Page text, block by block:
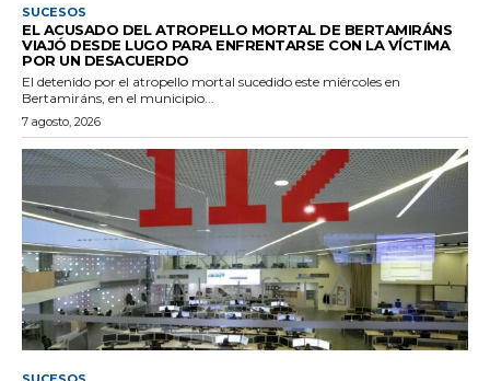
SUCESOS
EL ACUSADO DEL ATROPELLO MORTAL DE BERTAMIRÁNS
VIAJÓ DESDE LUGO PARA ENFRENTARSE CON LA VÍCTIMA
POR UN DESACUERDO
El detenido por el atropello mortal sucedido este miércoles en
Bertamiráns, en el municipio...
7 agosto, 2026